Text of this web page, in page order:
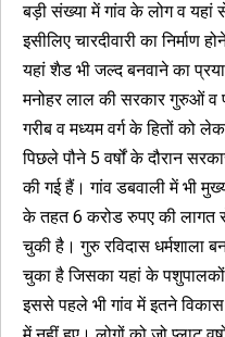
बड़ी संख्या में गांव के लोग व यहां
इसीलिए चारदीवारी का
यहां शैड भी जल्द बनवाने का
मनोहर लाल की सरकार गुरुओं व
गरीब व मध्यम वर्ग के हितों को
पिछले पौने 5 वर्षों के दौरान
की गई हैं। गांव डबवाली में भी
के तहत 6 करोड रुपए की लागत से
चुकी है। गुरु रविदास धर्मशाला
चुका है जिसका यहां के पशुपालकों
इससे पहले भी गांव में इतने